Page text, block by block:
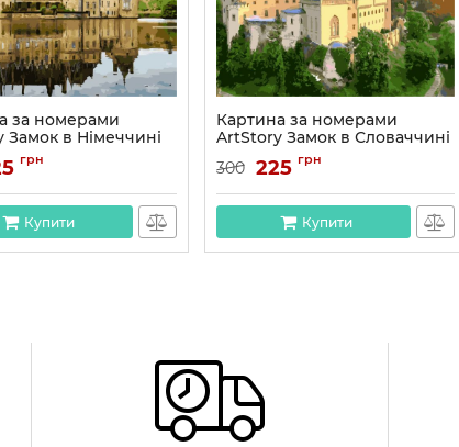
за номерами
Замок в Німеччині
грн
Купити
Картина за номерами
ArtStory Замок в Словаччині
Артикул:AS0987
300 225 грн
Купити